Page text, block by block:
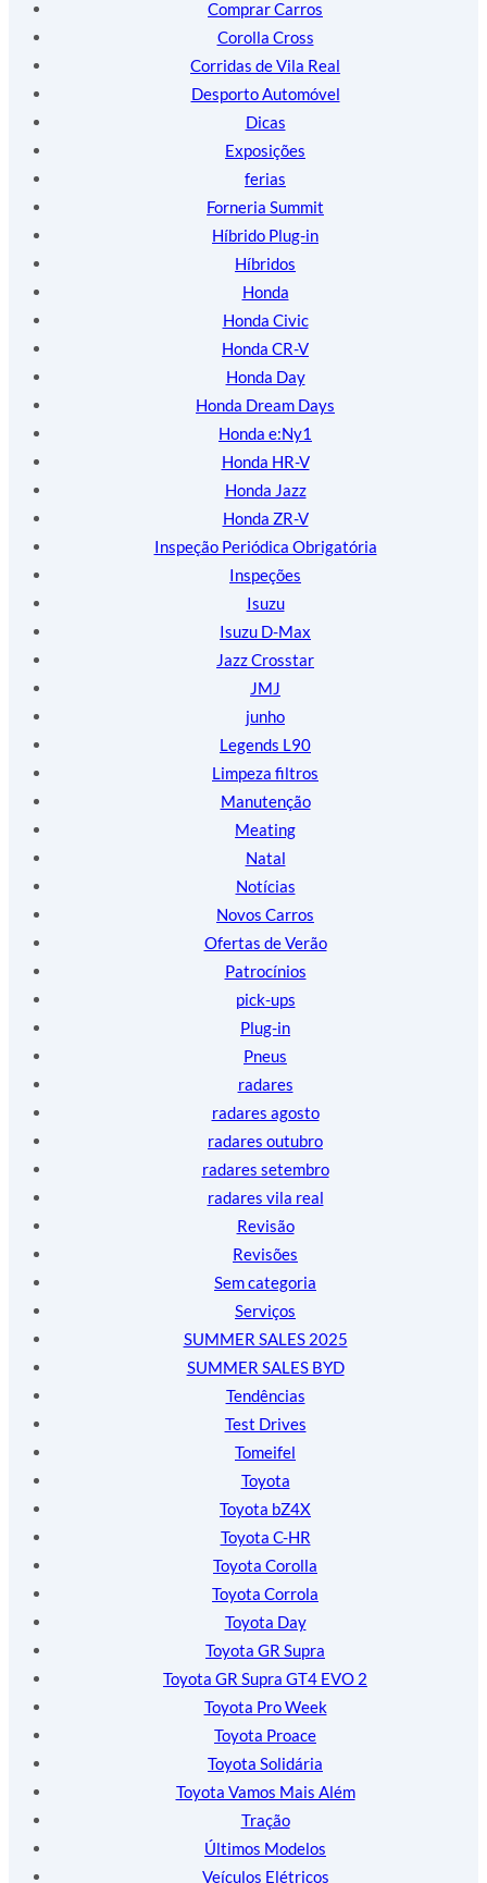
Comprar Carros
Corolla Cross
Corridas de Vila Real
Desporto Automóvel
Dicas
Exposições
ferias
Forneria Summit
Híbrido Plug-in
Híbridos
Honda
Honda Civic
Honda CR-V
Honda Day
Honda Dream Days
Honda e:Ny1
Honda HR-V
Honda Jazz
Honda ZR-V
Inspeção Periódica Obrigatória
Inspeções
Isuzu
Isuzu D-Max
Jazz Crosstar
JMJ
junho
Legends L90
Limpeza filtros
Manutenção
Meating
Natal
Notícias
Novos Carros
Ofertas de Verão
Patrocínios
pick-ups
Plug-in
Pneus
radares
radares agosto
radares outubro
radares setembro
radares vila real
Revisão
Revisões
Sem categoria
Serviços
SUMMER SALES 2025
SUMMER SALES BYD
Tendências
Test Drives
Tomeifel
Toyota
Toyota bZ4X
Toyota C-HR
Toyota Corolla
Toyota Corrola
Toyota Day
Toyota GR Supra
Toyota GR Supra GT4 EVO 2
Toyota Pro Week
Toyota Proace
Toyota Solidária
Toyota Vamos Mais Além
Tração
Últimos Modelos
Veículos Elétricos